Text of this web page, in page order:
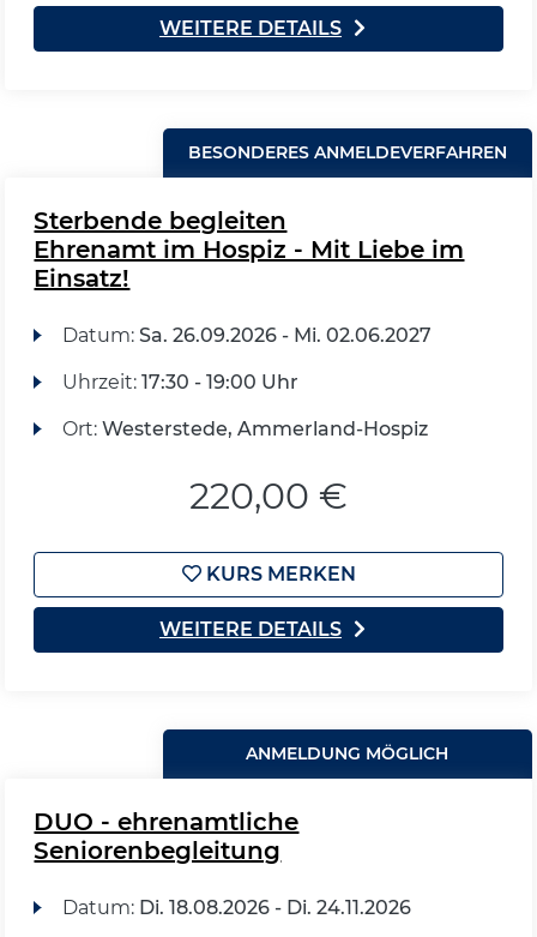
WEITERE DETAILS
BESONDERES ANMELDEVERFAHREN
Sterbende begleiten
Ehrenamt im Hospiz - Mit Liebe im
Einsatz!
Datum: Sa. 26.09.2026 - Mi. 02.06.2027
Uhrzeit: 17:30 - 19:00 Uhr
Ort: Westerstede, Ammerland-Hospiz
220,00 €
KURS MERKEN
WEITERE DETAILS
ANMELDUNG MÖGLICH
DUO - ehrenamtliche
Seniorenbegleitung
Datum: Di. 18.08.2026 - Di. 24.11.2026